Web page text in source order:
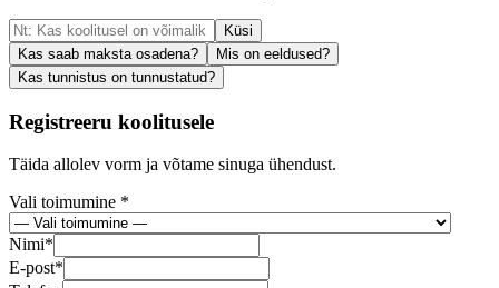
Küsi
Kas saab maksta osadena?
Mis on eeldused?
Kas tunnistus on tunnustatud?
Registreeru koolitusele
Täida allolev vorm ja võtame sinuga ühendust.
Vali toimumine *
Nimi*
E-post*